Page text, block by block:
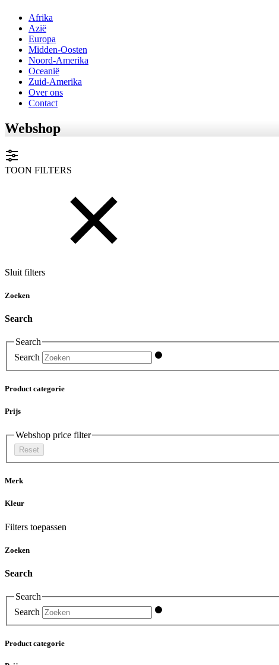
Afrika
Azië
Europa
Midden-Oosten
Noord-Amerika
Oceanië
Zuid-Amerika
Over ons
Contact
Webshop
TOON FILTERS
Sluit filters
Zoeken
Search
Search
Search
Product categorie
Prijs
Webshop price filter
Reset
Merk
Kleur
Filters toepassen
Zoeken
Search
Search
Search
Product categorie